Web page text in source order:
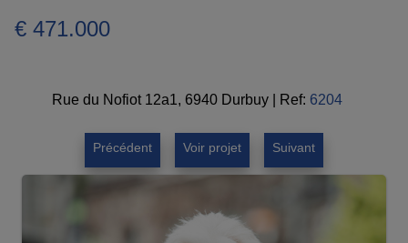
€ 471.000
Rue du Nofiot 12a1, 6940 Durbuy Ref: 6204
Précédent Voir projet Suivant